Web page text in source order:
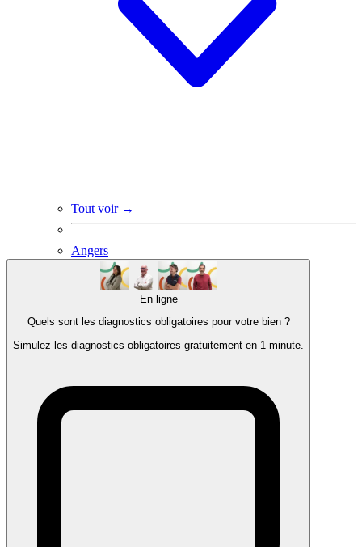
Tout voir →
Angers
Le Havre
Morlaix
Strasbourg
Vierzon
Vire
En ligne
Quels sont les diagnostics obligatoires pour votre bien ?
Simulez les diagnostics obligatoires gratuitement en 1 minute.